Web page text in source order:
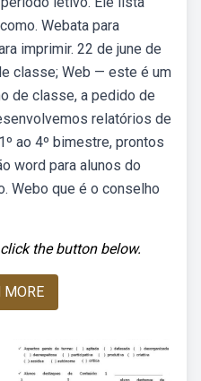
Webata para
imprimir. 22 de june de
classe; Web — este é um
de classe, a pedido de
relatórios de
ao 4º bimestre, prontos
word para alunos do
Webo que é o conselho
the button below.
MORE